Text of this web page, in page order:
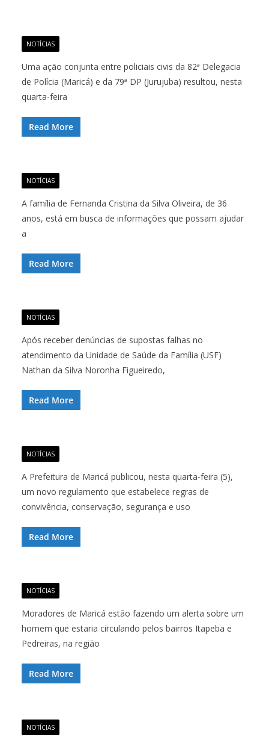
NOTÍCIAS
Uma ação conjunta entre policiais civis da 82ª Delegacia
de Polícia (Maricá) e da 79ª DP (Jurujuba) resultou, nesta
quarta-feira
Read More
NOTÍCIAS
A família de Fernanda Cristina da Silva Oliveira, de 36
anos, está em busca de informações que possam ajudar
a
Read More
NOTÍCIAS
Após receber denúncias de supostas falhas no
atendimento da Unidade de Saúde da Família (USF)
Nathan da Silva Noronha Figueiredo,
Read More
NOTÍCIAS
A Prefeitura de Maricá publicou, nesta quarta-feira (5),
um novo regulamento que estabelece regras de
convivência, conservação, segurança e uso
Read More
NOTÍCIAS
Moradores de Maricá estão fazendo um alerta sobre um
homem que estaria circulando pelos bairros Itapeba e
Pedreiras, na região
Read More
NOTÍCIAS